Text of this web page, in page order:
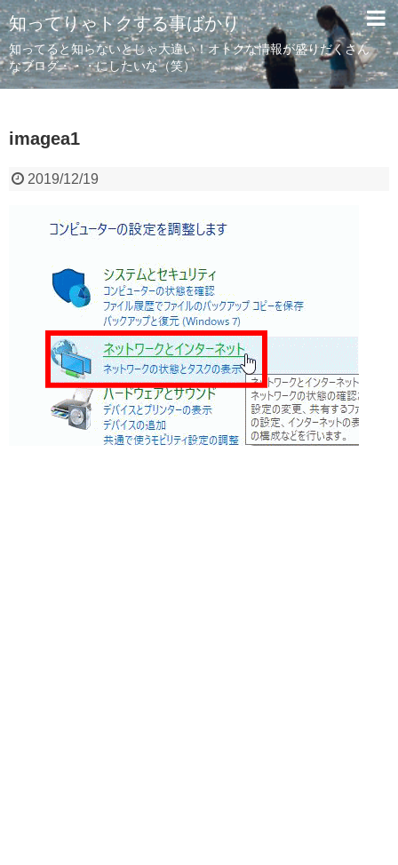
知ってりゃトクする事ばかり
知ってると知らないとじゃ大違い！オトクな情報が盛りだくさん
なブログ・・・にしたいな（笑）
imagea1
2019/12/19